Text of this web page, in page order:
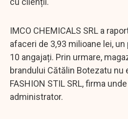
IMCO CHEMICALS SRL a
afaceri de 3,93 milioane lei,
10 angajați. Prin urmare,
brandului Cătălin Botezatu nu
FASHION STIL SRL, firma
administrator.